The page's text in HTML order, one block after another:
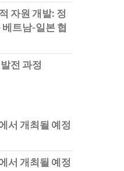
자원 개발: 정
트남-일본 협
전 과정
서 개최될 예정
서 개최될 예정